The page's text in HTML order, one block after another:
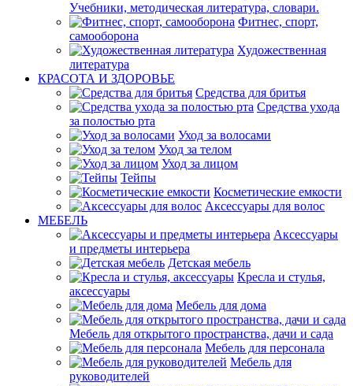
Учебники, методическая литература, словари.
Фитнес, спорт,
самооборона
Художественная
литература
КРАСОТА И ЗДОРОВЬЕ
Средства для бритья
Средства ухода
за полостью рта
Уход за волосами
Уход за телом
Уход за лицом
Тейпы
Косметические емкости
Аксессуары для волос
МЕБЕЛЬ
Аксессуары
и предметы интерьера
Детская мебель
Кресла и стулья,
аксессуары
Мебель для дома
Мебель для открытого пространства, дачи и сада
Мебель для персонала
Мебель для
руководителей